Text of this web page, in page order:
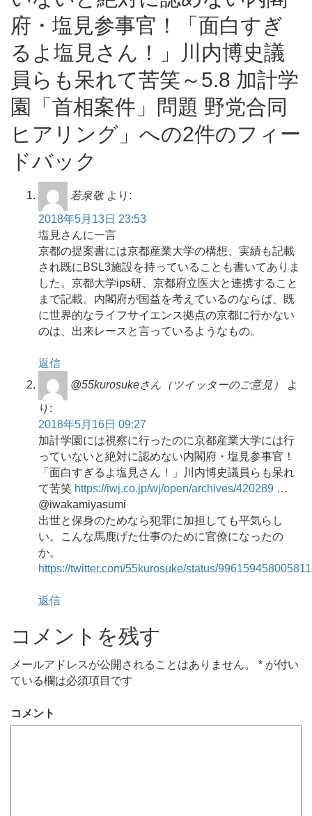
府・塩見参事官！「面白すぎ
るよ塩見さん！」川内博史議
員らも呆れて苦笑～5.8 加計学
園「首相案件」問題 野党合同
ヒアリング」への2件のフィー
ドバック
若泉敬 より:
2018年5月13日 23:53
塩見さんに一言
京都の提案書には京都産業大学の構想、実績も記載
され既にBSL3施設を持っていることも書いてありま
した。京都大学ips研、京都府立医大と連携すること
まで記載。内閣府が国益を考えているのならば、既
に世界的なライフサイエンス拠点の京都に行かない
のは、出来レースと言っているようなもの。
返信
@55kurosukeさん（ツイッターのご意見）
よ
り:
2018年5月16日 09:27
加計学園には視察に行ったのに京都産業大学には行
っていないと絶対に認めない内閣府・塩見参事官！
「面白すぎるよ塩見さん！」川内博史議員らも呆れ
て苦笑 https://iwj.co.jp/wj/open/archives/420289 …
@iwakamiyasumi
出世と保身のためなら犯罪に加担しても平気らし
い。こんな馬鹿げた仕事のために官僚になったの
か。
https://twitter.com/55kurosuke/status/
返信
コメントを残す
メールアドレスが公開されることはありません。 * が付い
ている欄は必須項目です
コメント